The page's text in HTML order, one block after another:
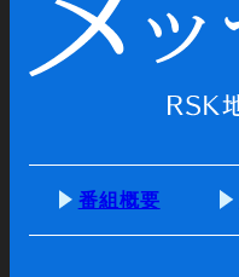
番組概要